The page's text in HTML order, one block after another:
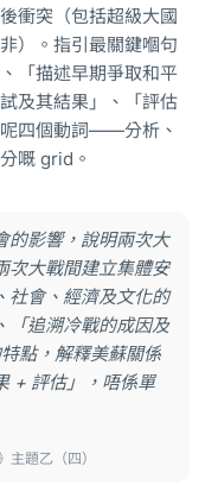
衝突（包括超級大國
）。指引最關鍵嗰句
「描述早期爭取和平
及其結果」、「評估
四個動詞——分析、
嘅 grid。
的影響，說明兩次大
次大戰間建立集體安
社會、經濟及文化的
「追溯冷戰的成因及
點，解釋美蘇關係
+ 評估」，唔係單
題乙（四）